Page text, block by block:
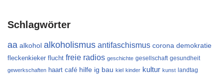
Schlagwörter
aa alkohol alkoholismus antifaschismus corona demokratie
fleckenkieker flucht freie radios geschichte gesellschaft gesundheit
gewerkschaften haart café hilfe ig bau kiel kinder kultur kunst landtag